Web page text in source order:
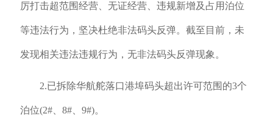
厉打击超范围经营、无证经营、违规新增及占用泊位
等违法行为，坚决杜绝非法码头反弹。截至目前，未
发现相关违法违规行为，无非法码头反弹现象。
2.已拆除华航舵落口港埠码头超出许可范围的3个
泊位(2#、8#、9#)。